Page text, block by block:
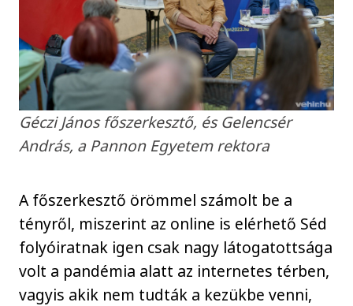
Géczi János főszerkesztő, és Gelencsér
András, a Pannon Egyetem rektora
A főszerkesztő örömmel számolt be a
tényről, miszerint az online is elérhető Séd
folyóiratnak igen csak nagy látogatottsága
volt a pandémia alatt az internetes térben,
vagyis akik nem tudták a kezükbe venni,